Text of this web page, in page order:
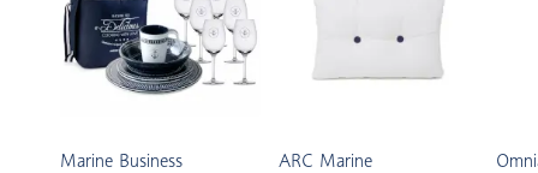
Marine Business ARC Marine